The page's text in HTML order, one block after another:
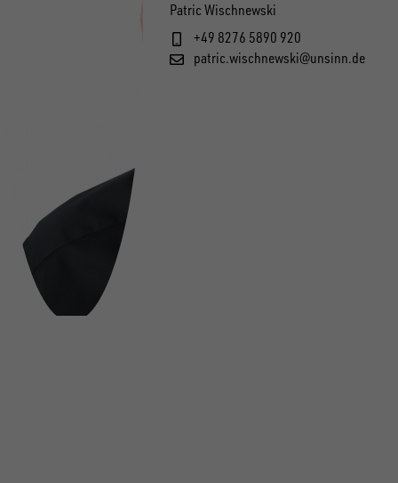
Patric Wischnewski
+49 8276 5890 920
patric.wischnewski@unsinn.de